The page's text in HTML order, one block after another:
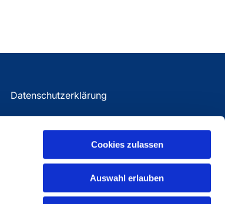
Cookies zulassen
Auswahl erlauben
Datenschutzerklärung
Impressum